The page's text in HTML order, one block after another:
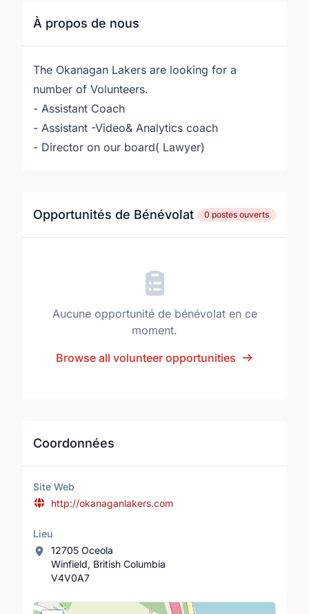
À propos de nous
The Okanagan Lakers are looking for a
number of Volunteers.
- Assistant Coach
- Assistant -Video& Analytics coach
- Director on our board( Lawyer)
Opportunités de Bénévolat 0 postes ouverts
Aucune opportunité de bénévolat en ce
moment.
Browse all volunteer opportunities
Coordonnées
Site Web
http://okanaganlakers.com
Lieu
12705 Oceola
Winfield, British Columbia
V4V0A7
Lieu